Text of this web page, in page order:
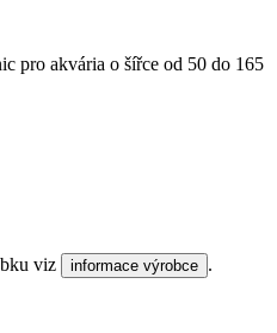
pro akvária o šířce od 50 do 165
viz informace výrobce .